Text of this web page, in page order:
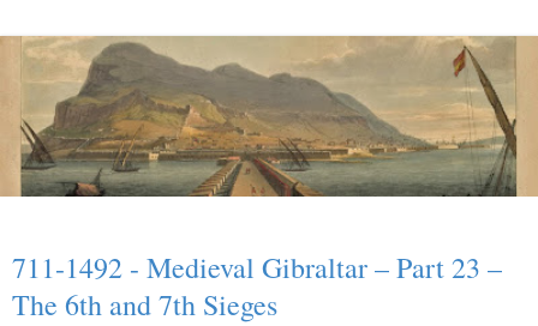
711-1492 - Medieval Gibraltar – Part 23 –
The 6th and 7th Sieges